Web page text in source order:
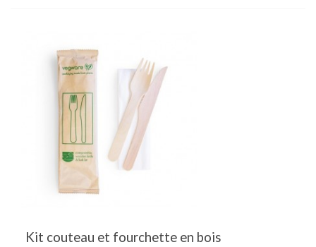
Kit couteau et fourchette en bois